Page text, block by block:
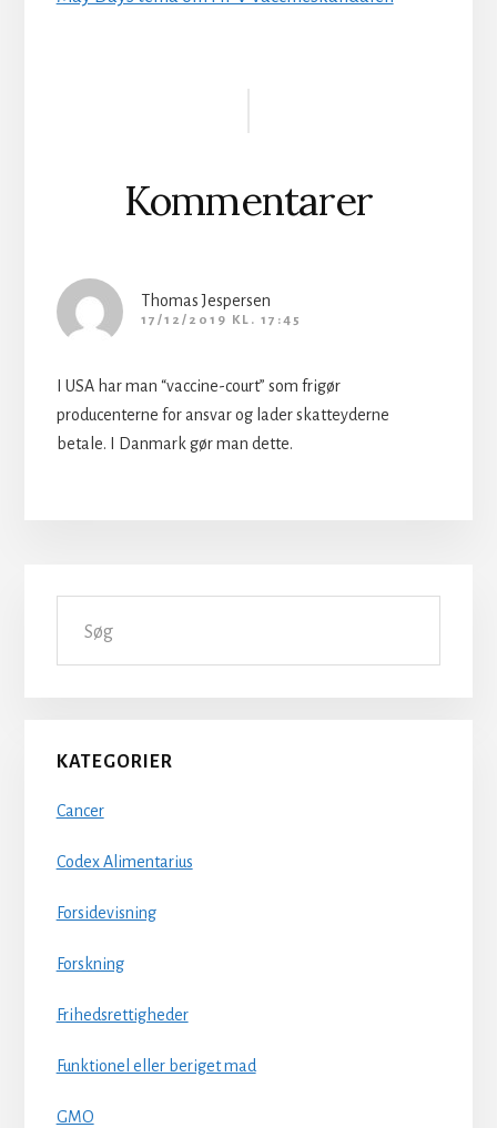
Kommentarer
Thomas Jespersen
17/12/2019 KL. 17:45
I USA har man “vaccine-court” som frigør
producenterne for ansvar og lader skatteyderne
betale. I Danmark gør man dette.
Primær
Sidebar
KATEGORIER
Cancer
Codex Alimentarius
Forsidevisning
Forskning
Frihedsrettigheder
Funktionel eller beriget mad
GMO